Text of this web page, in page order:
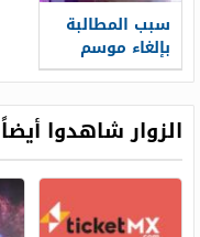
سبب المطالبة
بإلغاء موسم
الرياض
الزوار شاهدوا أيضاً